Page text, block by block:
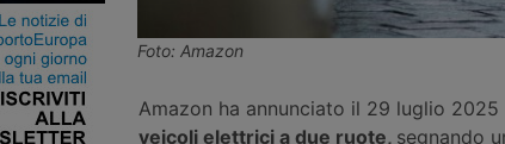
Foto: Amazon
Amazon ha annunciato il 29 luglio 2025
veicoli elettrici a due ruote, segnando